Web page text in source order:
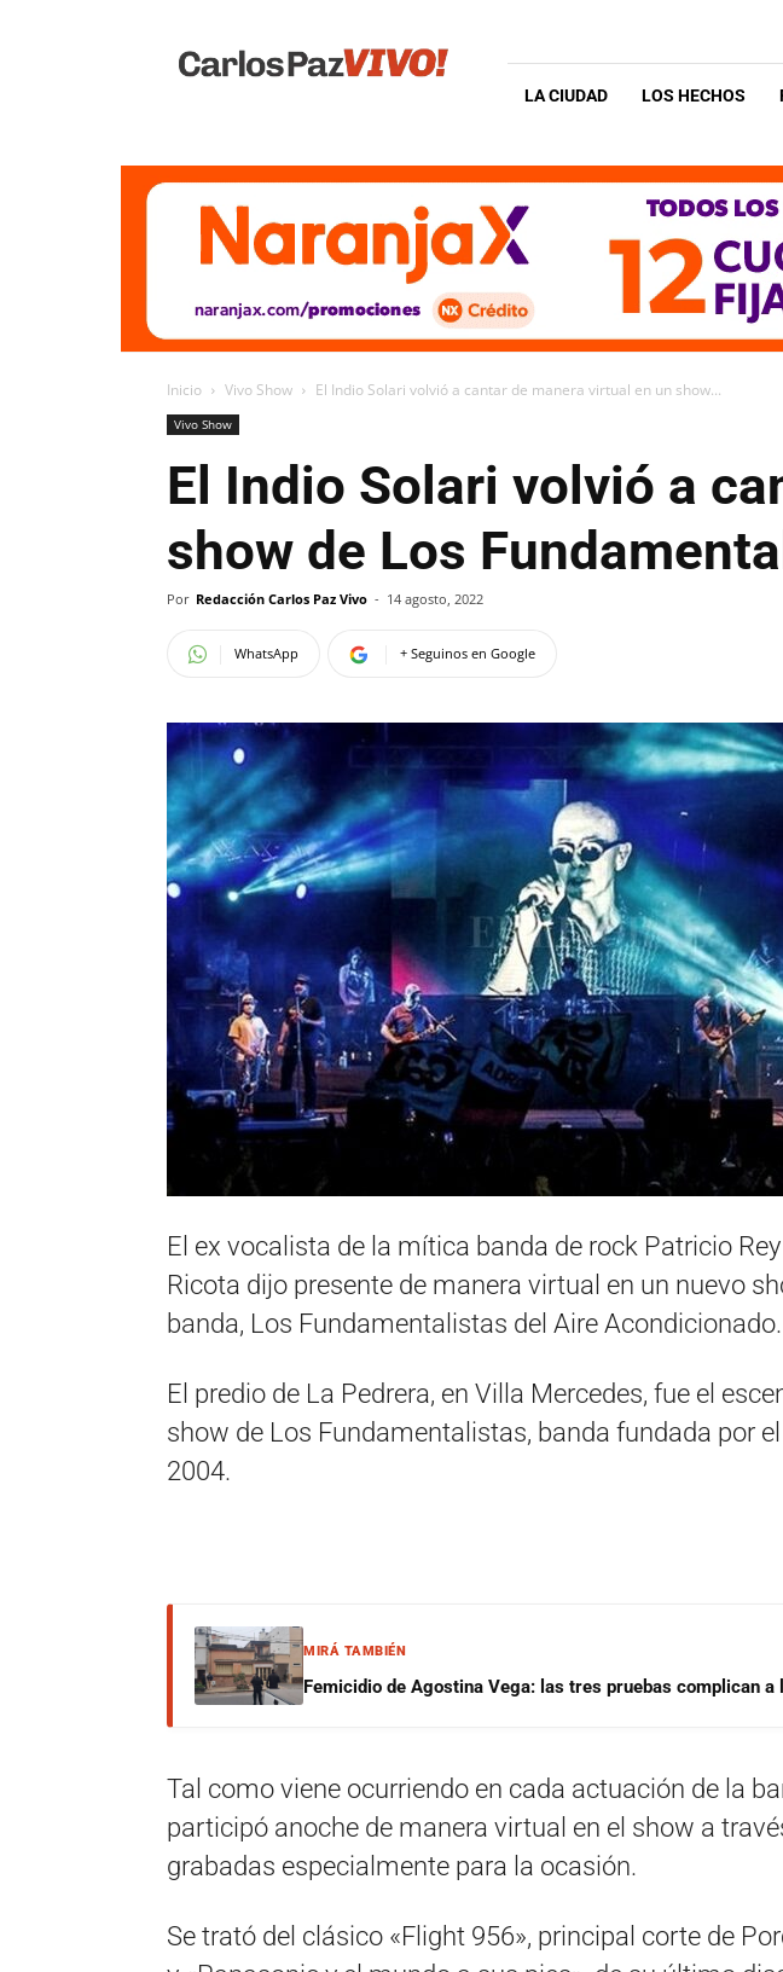
Vivo
LA CIUDAD LOS HECHOS
Inicio Vivo Show El Indio Solari volvió a cantar de manera virtual en un show...
Vivo Show
El Indio Solari volvió a
show de Los
Por Redacción Carlos Paz Vivo - 14 agosto, 2022
WhatsApp + Seguinos en Google
El ex vocalista de la mítica banda de rock Patricio
Ricota dijo presente de manera virtual en un nuevo
banda, Los Fundamentalistas del Aire Acondicionado.
El predio de La Pedrera, en Villa Mercedes, fue el
show de Los Fundamentalistas, banda fundada por
2004.
MIRÁ TAMBIÉN
Femicidio de Agostina Vega: las tres pruebas complican a
Tal como viene ocurriendo en cada actuación de la
participó anoche de manera virtual en el show a
grabadas especialmente para la ocasión.
Se trató del clásico «Flight 956», principal corte de